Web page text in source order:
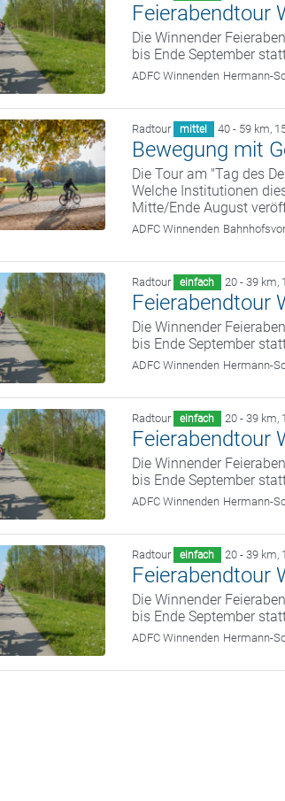
Feierabendtour
Die Winnender
bis Ende September
ADFC Winnenden Hermann-
Radtour mittel 40 - 59 km,
Bewegung mit
Die Tour am "Tag des
Welche Institutionen
Mitte/Ende August
ADFC Winnenden
Radtour einfach 20 - 39 km,
Feierabendtour
Die Winnender
bis Ende September
ADFC Winnenden Hermann-
Radtour einfach 20 - 39 km,
Feierabendtour
Die Winnender
bis Ende September
ADFC Winnenden Hermann-
Radtour einfach 20 - 39 km,
Feierabendtour
Die Winnender
bis Ende September
ADFC Winnenden Hermann-